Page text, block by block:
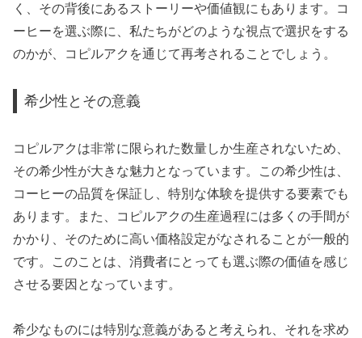
く、その背後にあるストーリーや価値観にもあります。コ
ーヒーを選ぶ際に、私たちがどのような視点で選択をする
のかが、コピルアクを通じて再考されることでしょう。
希少性とその意義
コピルアクは非常に限られた数量しか生産されないため、
その希少性が大きな魅力となっています。この希少性は、
コーヒーの品質を保証し、特別な体験を提供する要素でも
あります。また、コピルアクの生産過程には多くの手間が
かかり、そのために高い価格設定がなされることが一般的
です。このことは、消費者にとっても選ぶ際の価値を感じ
させる要因となっています。
希少なものには特別な意義があると考えられ、それを求め